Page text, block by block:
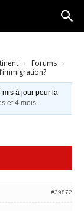
› Forums ›
mis à jour pour la
et 4 mois.
#39872